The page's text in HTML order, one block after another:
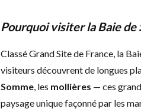
Pourquoi visiter la Baie de
Classé Grand Site de France, la
visiteurs découvrent de longues
Somme, les mollières — ces
paysage unique façonné par les